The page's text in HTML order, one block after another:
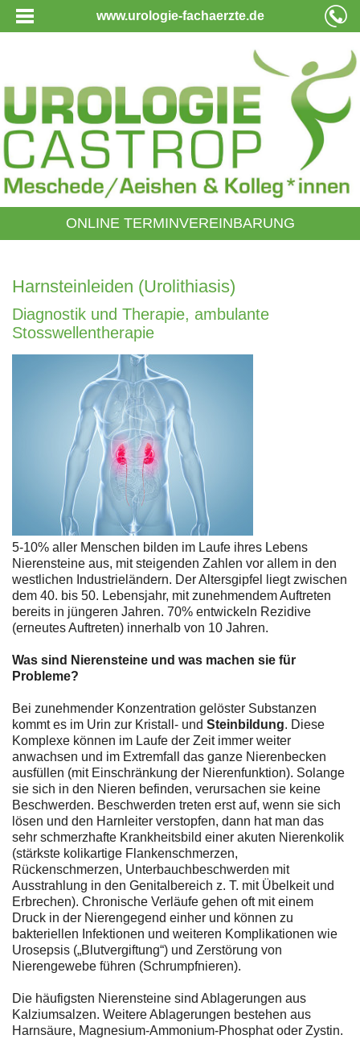
www.urologie-fachaerzte.de
ONLINE TERMINVEREINBARUNG
Harnsteinleiden (Urolithiasis)
Diagnostik und Therapie, ambulante
Stosswellentherapie
5-10% aller Menschen bilden im Laufe ihres Lebens
Nierensteine aus, mit steigenden Zahlen vor allem in den
westlichen Industrieländern. Der Altersgipfel liegt zwischen
dem 40. bis 50. Lebensjahr, mit zunehmendem Auftreten
bereits in jüngeren Jahren. 70% entwickeln Rezidive
(erneutes Auftreten) innerhalb von 10 Jahren.
Was sind Nierensteine und was machen sie für
Probleme?
Bei zunehmender Konzentration gelöster Substanzen
kommt es im Urin zur Kristall- und Steinbildung. Diese
Komplexe können im Laufe der Zeit immer weiter
anwachsen und im Extremfall das ganze Nierenbecken
ausfüllen (mit Einschränkung der Nierenfunktion). Solange
sie sich in den Nieren befinden, verursachen sie keine
Beschwerden. Beschwerden treten erst auf, wenn sie sich
lösen und den Harnleiter verstopfen, dann hat man das
sehr schmerzhafte Krankheitsbild einer akuten Nierenkolik
(stärkste kolikartige Flankenschmerzen,
Rückenschmerzen, Unterbauchbeschwerden mit
Ausstrahlung in den Genitalbereich z. T. mit Übelkeit und
Erbrechen). Chronische Verläufe gehen oft mit einem
Druck in der Nierengegend einher und können zu
bakteriellen Infektionen und weiteren Komplikationen wie
Urosepsis („Blutvergiftung“) und Zerstörung von
Nierengewebe führen (Schrumpfnieren).
Die häufigsten Nierensteine sind Ablagerungen aus
Kalziumsalzen. Weitere Ablagerungen bestehen aus
Harnsäure, Magnesium-Ammonium-Phosphat oder Zystin.